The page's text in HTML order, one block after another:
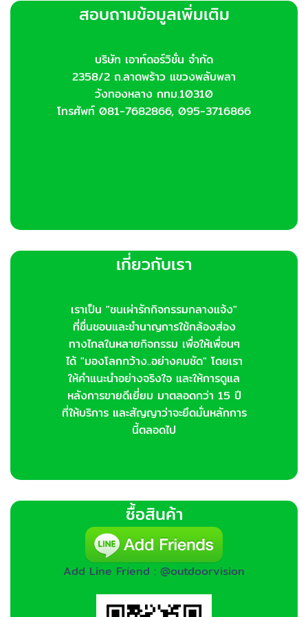
สอบถามข้อมูลเพิ่มเติม
บริษัท เอาท์ดอร์วิชั่น จำกัด
2358/2 ถ.ลาดพร้าว แขวงพลับพลา
วังทองหลาง กทม.10310
โทรศัพท์ 081-7682866, 095-3716866
เกี่ยวกับเรา
เราเป็น "ชนเผ่ารักกิจกรรมกลางแจ้ง"
ที่ชื่นชอบและชำนาญการใช้กล้องส่อง
ทางไกลในหลายกิจกรรม เพื่อให้เพื่อนๆ
ได้ "มองโลกกว้าง..อย่างคมชัด" โดยเรา
ให้คำแนะนำอย่างจริงใจ และให้การดูแล
หลังการขายดีเยี่ยม มาตลอดกว่า 15 ปี
ที่ให้บริการ และสัญญาว่าจะยึดมั่นหลักการ
นี้ตลอดไป
ซื้อสินค้า
Add Line Friend : @outdoorvision